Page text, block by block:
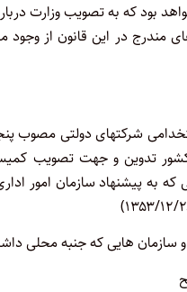
بود که به تصویب وزارت
مندرج در این قانون از
کشور تدوین و جهت تصویب
به پیشنهاد سازمان امور
هایی که جنبه محلی